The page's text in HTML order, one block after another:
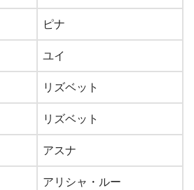
ピナ
ユイ
リズベット
リズベット
アスナ
アリシャ・ルー